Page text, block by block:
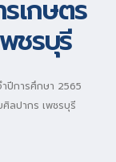
เกษตร
ชรบุรี
ปีการศึกษา 2565
ลปากร เพชรบุรี